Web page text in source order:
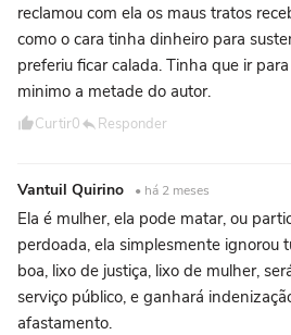
reclamou com ela os maus tratos
como o cara tinha dinheiro para
preferiu ficar calada. Tinha que ir
minimo a metade do autor.
Curtir0 Responder
Vantuil Quirino • há 2 meses
Ela é mulher, ela pode matar, ou
perdoada, ela simplesmente ignorou
boa, lixo de justiça, lixo de mulher,
serviço público, e ganhará
afastamento.